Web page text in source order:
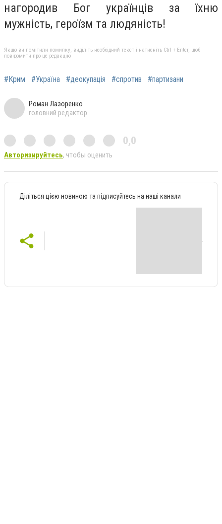
нагородив Бог українців за їхню
мужність, героїзм та людяність!
Якщо ви помітили помилку, виділіть необхідний текст і натисніть Ctrl + Enter, щоб
повідомити про це редакцію
#Крим #Україна #деокупація #спротив #партизани
Роман Лазоренко
головний редактор
0,0
Авторизируйтесь, чтобы оценить
Діліться цією новиною та підписуйтесь на наші канали